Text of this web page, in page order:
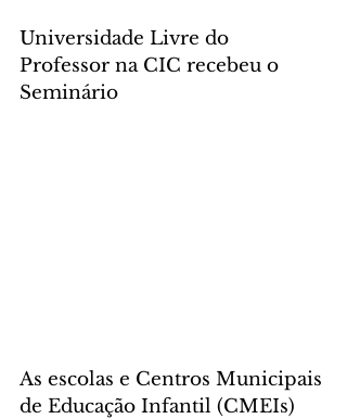
Universidade Livre do
Professor na CIC recebeu o
Seminário
As escolas e Centros Municipais
de Educação Infantil (CMEIs)